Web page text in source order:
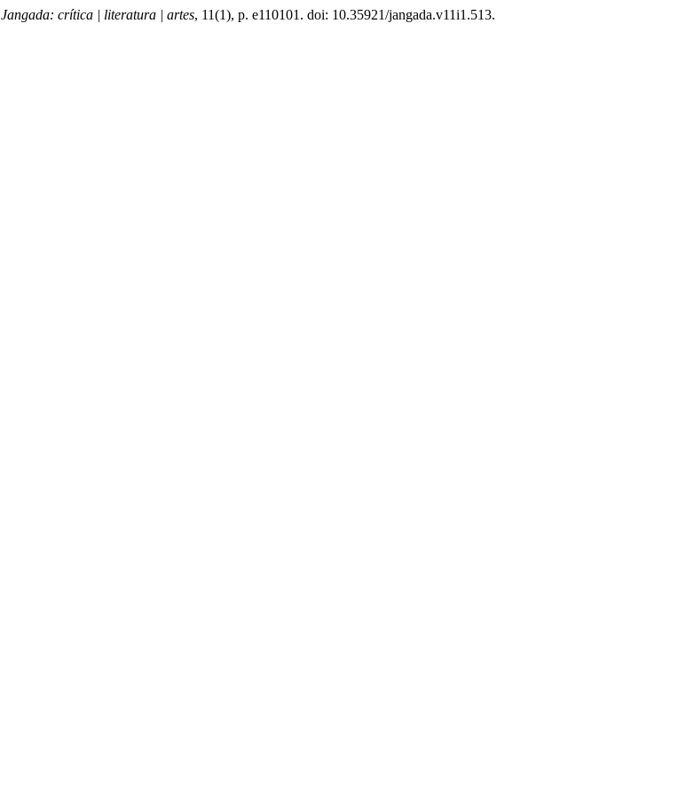
Jangada: crítica | literatura | artes, 11(1), p. e110101. doi: 10.35921/jangada.v11i1.513.